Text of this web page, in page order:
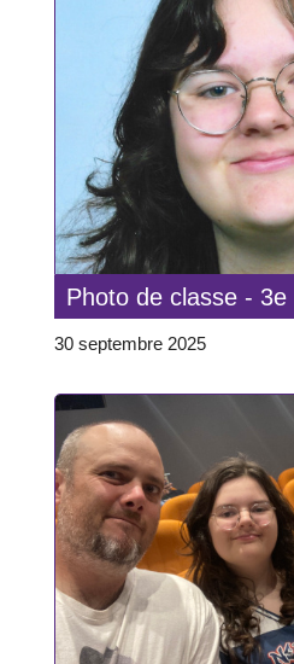
Photo de classe - 3e
30 septembre 2025